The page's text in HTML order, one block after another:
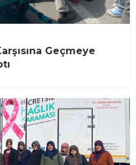
Geçmeye